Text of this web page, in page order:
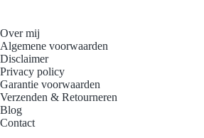
Over mij
Algemene voorwaarden
Disclaimer
Privacy policy
Garantie voorwaarden
Verzenden & Retourneren
Blog
Contact